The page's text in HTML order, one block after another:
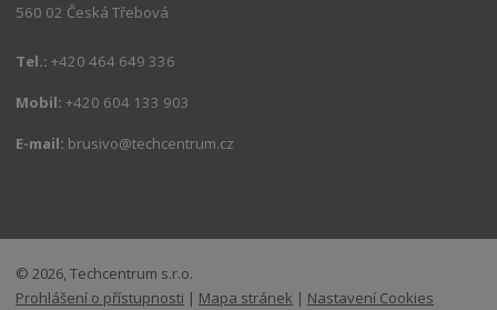
560 02 Česká Třebová
Tel.: +420 464 649 336
Mobil: +420 604 133 903
E-mail: brusivo@techcentrum.cz
© 2026, Techcentrum s.r.o.
Prohlášení o přístupnosti | Mapa stránek | Nastavení Cookies